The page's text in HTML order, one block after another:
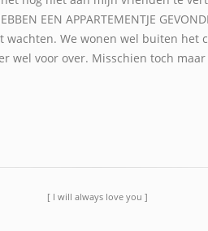
EEN APPARTEMENTJE
We wonen wel buiten het
wel voor over. Misschien toch
[ I will always love you ]